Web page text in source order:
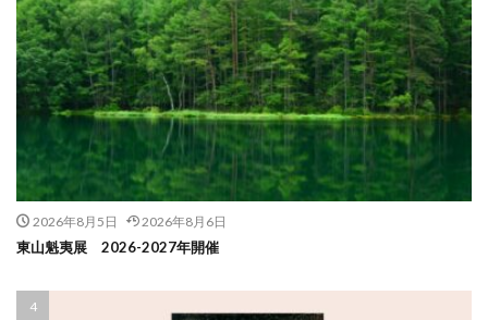
2026年8月5日 2026年8月6日
東山魁夷展 2026-2027年開催